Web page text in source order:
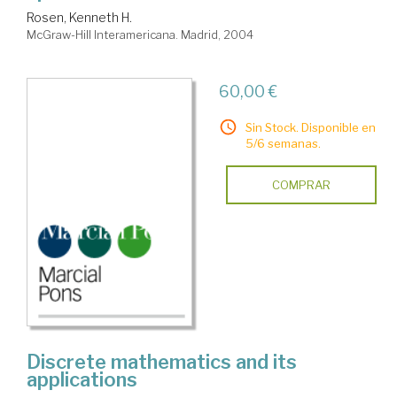
Rosen, Kenneth H.
McGraw-Hill Interamericana. Madrid, 2004
60,00 €
Sin Stock. Disponible en
5/6 semanas.
COMPRAR
Discrete mathematics and its
applications